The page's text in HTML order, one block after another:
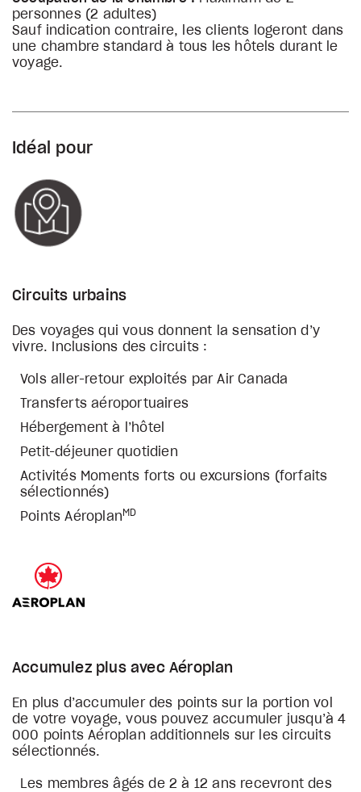
personnes (2 adultes)
Sauf indication contraire, les clients logeront dans
une chambre standard à tous les hôtels durant le
voyage.
Idéal pour
Circuits urbains
Des voyages qui vous donnent la sensation d’y
vivre. Inclusions des circuits :
Vols aller-retour exploités par Air Canada
Transferts aéroportuaires
Hébergement à l’hôtel
Petit-déjeuner quotidien
Activités Moments forts ou excursions (forfaits
sélectionnés)
Points Aéroplan MD
Accumulez plus avec Aéroplan
En plus d’accumuler des points sur la portion vol
de votre voyage, vous pouvez accumuler jusqu’à 4
000 points Aéroplan additionnels sur les circuits
sélectionnés.
Les membres âgés de 2 à 12 ans recevront des